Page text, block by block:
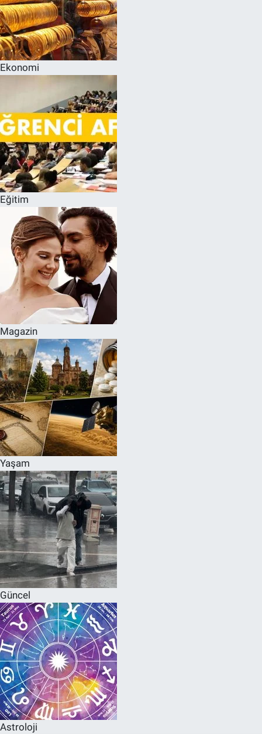
Ekonomi
Eğitim
Magazin
Yaşam
Güncel
Astroloji